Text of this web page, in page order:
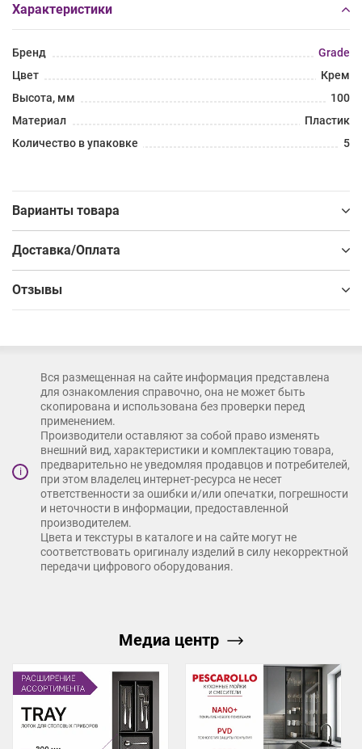
Характеристики
Бренд
Grade
Цвет
Крем
Высота, мм
100
Материал
Пластик
Количество в упаковке
5
Варианты товара
Доставка/Оплата
Отзывы
i
Вся размещенная на сайте информация представлена
для ознакомления справочно, она не может быть
скопирована и использована без проверки перед
применением.
Производители оставляют за собой право изменять
внешний вид, характеристики и комплектацию товара,
предварительно не уведомляя продавцов и потребителей,
при этом владелец интернет-ресурса не несет
ответственности за ошибки и/или опечатки, погрешности
и неточности в информации, предоставленной
производителем.
Цвета и текстуры в каталоге и на сайте могут не
соответствовать оригиналу изделий в силу некорректной
передачи цифрового оборудования.
Медиа центр